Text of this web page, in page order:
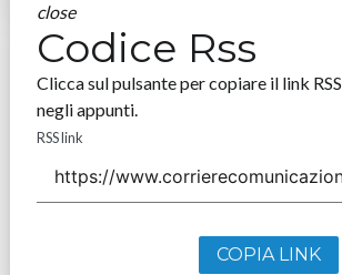
close
Codice Rss
Clicca sul pulsante per copiare il link RSS
negli appunti.
RSS link
COPIA LINK